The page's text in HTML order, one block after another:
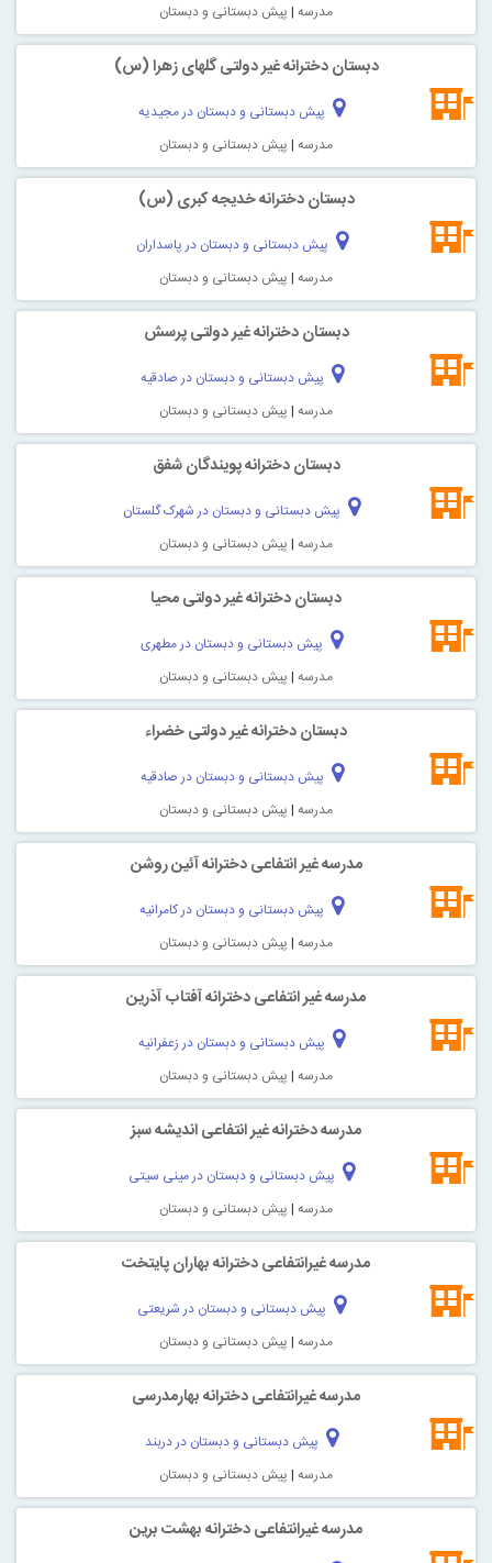
مدرسه | پیش دبستانی و دبستان
دبستان دخترانه غیر دولتی گلهای زهرا (س)
پیش دبستانی و دبستان در مجیدیه
مدرسه | پیش دبستانی و دبستان
دبستان دخترانه خدیجه کبری (س)
پیش دبستانی و دبستان در پاسداران
مدرسه | پیش دبستانی و دبستان
دبستان دخترانه غیر دولتی پرسش
پیش دبستانی و دبستان در صادقیه
مدرسه | پیش دبستانی و دبستان
دبستان دخترانه پویندگان شفق
پیش دبستانی و دبستان در شهرک گلستان
مدرسه | پیش دبستانی و دبستان
دبستان دخترانه غیر دولتی محیا
پیش دبستانی و دبستان در مطهری
مدرسه | پیش دبستانی و دبستان
دبستان دخترانه غیر دولتی خضراء
پیش دبستانی و دبستان در صادقیه
مدرسه | پیش دبستانی و دبستان
مدرسه غیر انتفاعی دخترانه آئين روشن
پیش دبستانی و دبستان در کامرانیه
مدرسه | پیش دبستانی و دبستان
مدرسه غیر انتفاعی دخترانه آفتاب آذرین
پیش دبستانی و دبستان در زعفرانیه
مدرسه | پیش دبستانی و دبستان
مدرسه دخترانه غیر انتفاعی انديشه سبز
پیش دبستانی و دبستان در مینی سیتی
مدرسه | پیش دبستانی و دبستان
مدرسه غیرانتفاعی دخترانه بهاران پايتخت
پیش دبستانی و دبستان در شریعتی
مدرسه | پیش دبستانی و دبستان
مدرسه غیرانتفاعی دخترانه بهارمدرسی
پیش دبستانی و دبستان در دربند
مدرسه | پیش دبستانی و دبستان
مدرسه غیرانتفاعی دخترانه بهشت برين